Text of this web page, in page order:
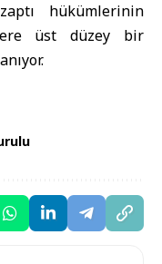
hükümlerinin
üst düzey bir